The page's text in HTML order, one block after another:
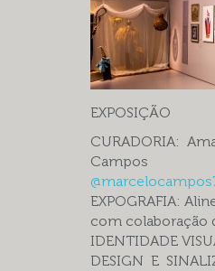
EXPOSIÇÃO
CURADORIA:
Campos
EXPOGRAFIA:
com colaboração
IDENTIDADE
DESIGN E